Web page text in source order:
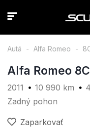
Autá Alfa Romeo
Alfa Romeo
2011 10 990 km
Zadný pohon
Zaparkovať